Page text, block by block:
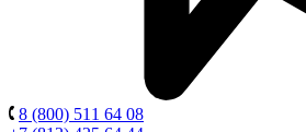
8 (800) 511 64 08